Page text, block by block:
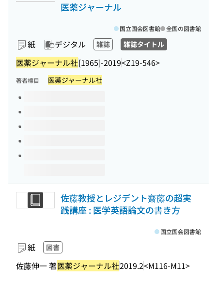
医薬ジャーナル
紙 デジタル 雑誌 雑誌タイトル
医薬ジャーナル社[1965]-2019<Z19-546>
国立国会図書館 全国の図書館
著者標目 医薬ジャーナル社
このタイトルの巻号
佐藤教授とレジデント齋藤の超実
践講座 : 医学英語論文の書き方
紙 図書
佐藤伸一 著医薬ジャーナル社2019.2<M116-M11>
国立国会図書館